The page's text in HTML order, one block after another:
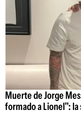
Muerte de Jorge
formado a Lionel": la